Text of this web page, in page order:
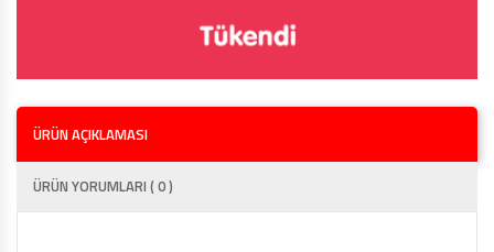
ÜRÜN AÇIKLAMASI
ÜRÜN YORUMLARI ( 0 )